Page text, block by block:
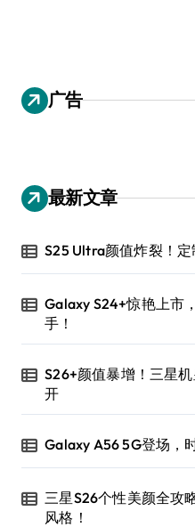
广告
最新文章
S25 Ultra颜值炸裂！
Galaxy S24+惊艳上市
手！
S26+颜值暴增！三星
开
Galaxy A56 5G登场，
三星S26个性美颜全攻
风格！